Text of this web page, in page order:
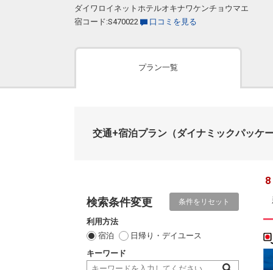
ダイワロイネットホテルオキナワケンチョウマエ
宿コード:S470022
口コミを見る
プラン一覧
交通+宿泊プラン （ダイナミックパッケ
検索条件変更 条件をリセット
利用方法
宿泊
日帰り・デイユース
キーワード
8